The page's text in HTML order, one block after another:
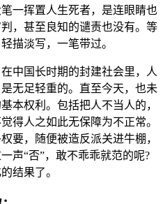
一挥置人生死者，是连眼睛也
，甚至良知的谴责也没有。等
描淡写，一笔带过。
中国长时期的封建社会里，人
无足轻重的。直至今天，也未
本权利。包括把人不当人的，
得人之如此无保障为不正常。
要，随便被造反派关进牛棚，
声“否”，敢不乖乖就范的呢?
结果了。